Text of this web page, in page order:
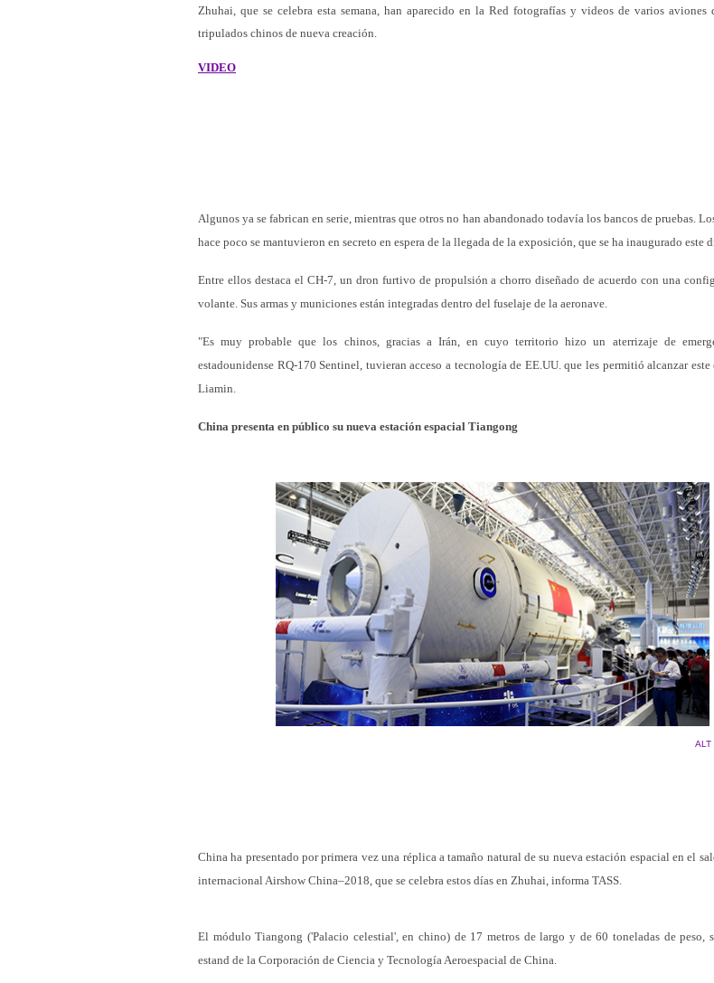
Zhuhai, que se celebra esta semana, han aparecido en la Red fotografías y videos de varios aviones
tripulados chinos de nueva creación.
VIDEO
Algunos ya se fabrican en serie, mientras que otros no han abandonado todavía los bancos de pruebas.
hace poco se mantuvieron en secreto en espera de la llegada de la exposición, que se ha inaugurado este
Entre ellos destaca el CH-7, un dron furtivo de propulsión a chorro diseñado de acuerdo con una
volante. Sus armas y municiones están integradas dentro del fuselaje de la aeronave.
"Es muy probable que los chinos, gracias a Irán, en cuyo territorio hizo un aterrizaje de
estadounidense RQ-170 Sentinel, tuvieran acceso a tecnología de EE.UU. que les permitió alcanzar
Liamin.
China presenta en público su nueva estación espacial Tiangong
ALT
China ha presentado por primera vez una réplica a tamaño natural de su nueva estación espacial en el
internacional Airshow China–2018, que se celebra estos días en Zhuhai, informa TASS.
El módulo Tiangong ('Palacio celestial', en chino) de 17 metros de largo y de 60 toneladas de peso,
estand de la Corporación de Ciencia y Tecnología Aeroespacial de China.